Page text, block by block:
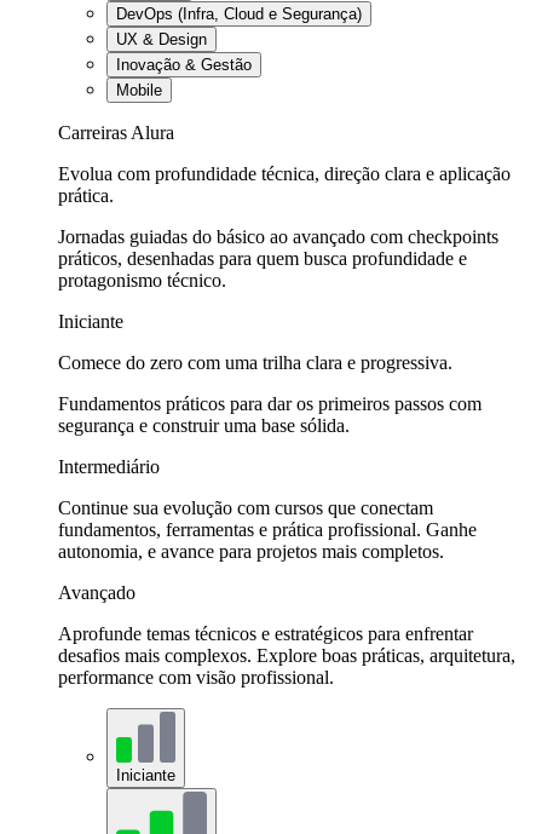
DevOps (Infra, Cloud e Segurança)
UX & Design
Inovação & Gestão
Mobile
Carreiras Alura
Evolua com profundidade técnica, direção clara e aplicação
prática.
Jornadas guiadas do básico ao avançado com checkpoints
práticos, desenhadas para quem busca profundidade e
protagonismo técnico.
Iniciante
Comece do zero com uma trilha clara e progressiva.
Fundamentos práticos para dar os primeiros passos com
segurança e construir uma base sólida.
Intermediário
Continue sua evolução com cursos que conectam
fundamentos, ferramentas e prática profissional. Ganhe
autonomia, e avance para projetos mais completos.
Avançado
Aprofunde temas técnicos e estratégicos para enfrentar
desafios mais complexos. Explore boas práticas, arquitetura,
performance com visão profissional.
Iniciante